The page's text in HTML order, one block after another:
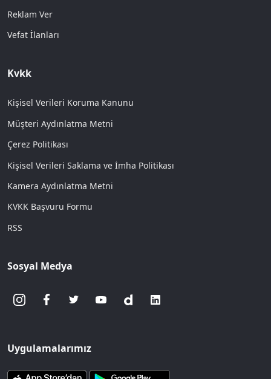
Reklam Ver
Vefat İlanları
Kvkk
Kişisel Verileri Koruma Kanunu
Müşteri Aydınlatma Metni
Çerez Politikası
Kişisel Verileri Saklama ve İmha Politikası
Kamera Aydınlatma Metni
KVKK Başvuru Formu
RSS
Sosyal Medya
Uygulamalarımız